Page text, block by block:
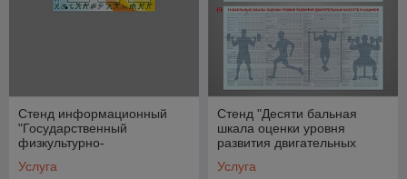
Стенд информационный
"Государственный
физкультурно-
Услуга
Стенд "Десяти бальная
шкала оценки уровня
развития двигательных
Услуга